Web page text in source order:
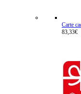
Carte
83,33€